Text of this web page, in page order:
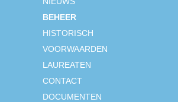
BEHEER
HISTORISCH
VOORWAARDEN
LAUREATEN
CONTACT
DOCUMENTEN